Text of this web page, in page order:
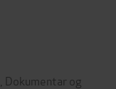
Dokumentar og